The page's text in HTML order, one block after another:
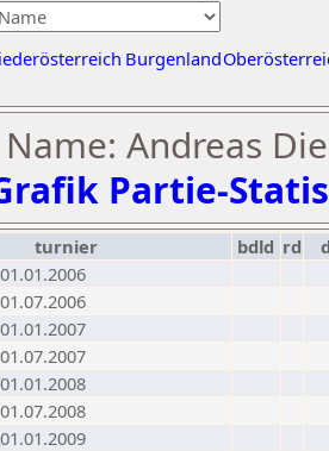
Burgenland
Andreas
Partie-
turnier bdld rd